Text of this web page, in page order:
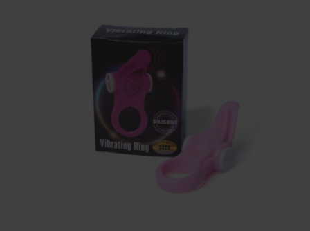
Αυτόματοι
Πωλητές 24 Ώρες –
Λακωνίας 10
Πειραιάς
Ο λογαριασμός
μου
Smart Locker
Aphroditti